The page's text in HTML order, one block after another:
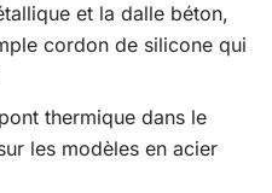
et la dalle béton,
cordon de silicone qui
thermique dans le
les modèles en acier